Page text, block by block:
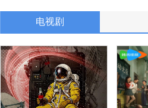
电视剧